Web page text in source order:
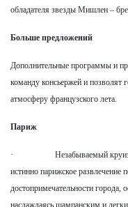
обладателя звезды Мишлен –
Больше предложений
Дополнительные программы и
команду консьержей и позволят
атмосферу французского лета.
Париж
· Незабываемый круиз по
истинно парижское развлечение
достопримечательности города,
наслаждаясь шампанским и